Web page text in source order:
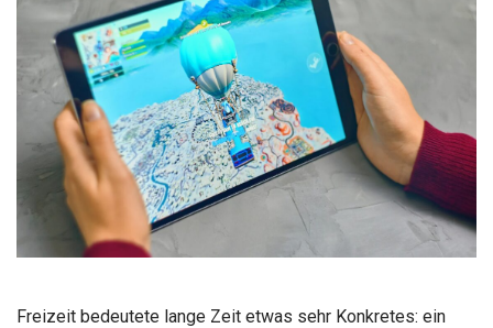
Freizeit bedeutete lange Zeit etwas sehr Konkretes: ein